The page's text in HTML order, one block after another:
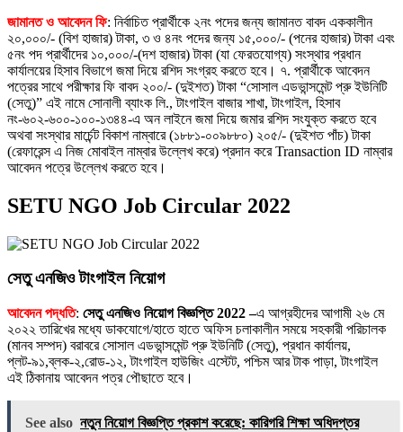
জামানত ও আবেদন ফি: নির্বাচিত প্রার্থীকে ২নং পদের জন্য জামানত বাবদ এককালীন
২০,০০০/- (বিশ হাজার) টাকা, ৩ ও ৪নং পদের জন্য ১৫,০০০/- (পনের হাজার) টাকা এবং
৫নং পদ প্রার্থীদের ১০,০০০/-(দশ হাজার) টাকা (যা ফেরতযােগ্য) সংস্থার প্রধান
কার্যালয়ের হিসাব বিভাগে জমা দিয়ে রশিদ সংগ্রহ করতে হবে। ৭. প্রার্থীকে আবেদন
পত্রের সাথে পরীক্ষার ফি বাবদ ২০০/- (দুইশত) টাকা “সােসাল এডভান্সমেন্ট প্রু ইউনিটি
(সেতু)” এই নামে সােনালী ব্যাংক লি., টাংগাইল বাজার শাখা, টাংগাইল, হিসাব
নং-৬০২-৬০০-১০০-১৩৪৪-এ অন লাইনে জমা দিয়ে জমার রশিদ সংযুক্ত করতে হবে
অথবা সংস্থার মার্চেন্ট বিকাশ নাম্বারে (১৮৮১-০০৯৮৮০) ২০৫/- (দুইশত পাঁচ) টাকা
(রেফারেন্স এ নিজ মােবাইল নাম্বার উল্লেখ করে) প্রদান করে Transaction ID নাম্বার
আবেদন পত্রে উল্লেখ করতে হবে।
SETU NGO Job Circular 2022
সেতু এনজিও টাংগাইল নিয়োগ
আবেদন পদ্ধতি: সেতু এনজিও নিয়োগ বিজ্ঞপ্তি 2022 –এ আগ্রহীদের আগামী ২৬ মে
২০২২ তারিখের মধ্যে ডাকযােগে/হাতে হাতে অফিস চলাকালীন সময়ে সহকারী পরিচালক
(মানব সম্পদ) বরাবরে সােসাল এডভান্সমেন্ট প্রু ইউনিটি (সেতু), প্রধান কার্যালয়,
প্লট-৯১,ব্লক-২,রােড-১২, টাংগাইল হাউজিং এস্টেট, পশ্চিম আর টাক পাড়া, টাংগাইল
এই ঠিকানায় আবেদন পত্র পৌছাতে হবে।
See also নতুন নিয়োগ বিজ্ঞপ্তি প্রকাশ করেছে: কারিগরি শিক্ষা অধিদপ্তর